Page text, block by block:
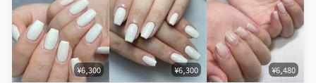
¥6,300 ¥6,300 ¥6,480